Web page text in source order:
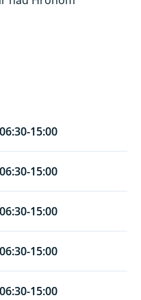
06:30-15:00
06:30-15:00
06:30-15:00
06:30-15:00
06:30-15:00